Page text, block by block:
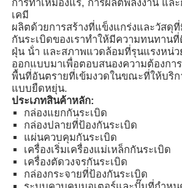
บ้าน
ผลิตภัณฑ์
เกี่ยวกับเรา
การทําเหมืองแร่, การผลิตพลังงาน แล
เคมี
ผลิตด้วยการสร้างที่แข็งแกร่งและวัสดุ
กันระเบิดของเราทําให้มีความทนทาน
ฝุ่น น้ํา และสภาพแวดล้อมที่รุนแรงหน่
ออกแบบมาเพื่อตอบสนองความต้องกา
พื้นที่อันตรายที่เข้มงวดในขณะที่ให้บริก
แบบยืดหยุ่น.
ประเภทสินค้าหลัก:
กล่องแยกกันระเบิด
กล่องปลายที่ป้องกันระเบิด
แผ่นควบคุมกันระเบิด
เครื่องเริ่มเครื่องแม่เหล็กกันระเบิด
เครื่องตัดวงจรกันระเบิด
กล่องกระจายที่ป้องกันระเบิด